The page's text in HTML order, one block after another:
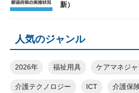
新）
人気のジャンル
2026年 福祉用具 ケアマネジャ
介護テクノロジー ICT 介護保